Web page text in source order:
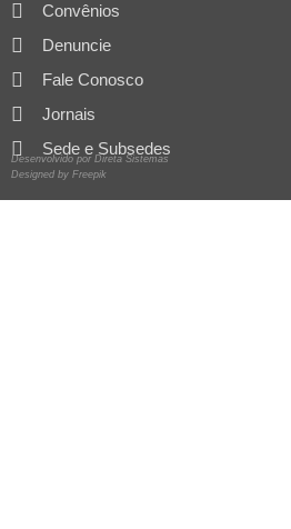
Convênios
Denuncie
Fale Conosco
Jornais
Sede e Subsedes
Desenvolvido por Direta Sistemas
Designed by Freepik